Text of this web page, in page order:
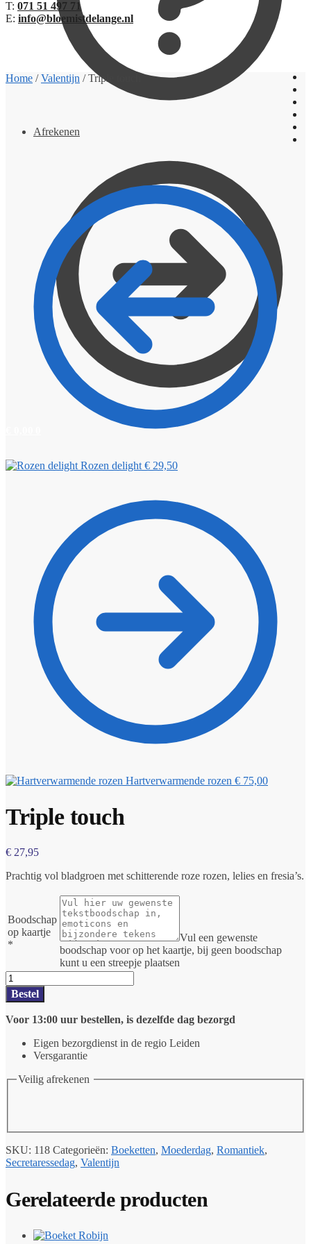
Afrekenen
T: 071 51 497 71
E: info@bloemistdelange.nl
Home /Valentijn /Triple touch
Rozen delight € 29,50
Hartverwarmende rozen € 75,00
Triple touch
€ 27,95
Prachtig vol bladgroen met schitterende roze rozen, lelies en fresia’s.
Boodschap
op kaartje
*
Vul een gewenste
boodschap voor op het kaartje, bij geen boodschap
kunt u een streepje plaatsen
Triple
touch
aantal
Bestel
Voor 13:00 uur bestellen, is dezelfde dag bezorgd
Eigen bezorgdienst in de regio Leiden
Versgarantie
Veilig afrekenen
SKU: 118 Categorieën: Boeketten, Moederdag, Romantiek,
Secretaressedag, Valentijn
Gerelateerde producten